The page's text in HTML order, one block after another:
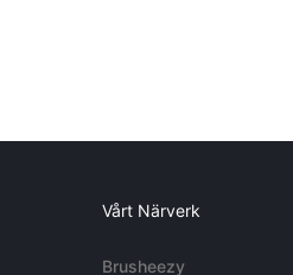
Vårt Närverk
Brusheezy